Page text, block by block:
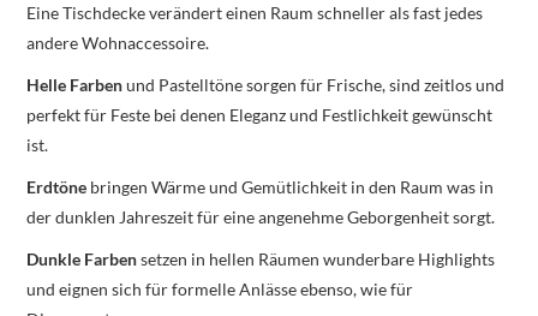
Eine Tischdecke verändert einen Raum schneller als fast jedes
andere Wohnaccessoire.
Helle Farbenund Pastelltöne sorgen für Frische, sind zeitlos und
perfekt für Feste bei denen Eleganz und Festlichkeit gewünscht
ist.
Erdtöne bringen Wärme und Gemütlichkeit in den Raum was in
der dunklen Jahreszeit für eine angenehme Geborgenheit sorgt.
Dunkle Farbensetzen in hellen Räumen wunderbare Highlights
und eignen sich für formelle Anlässe ebenso, wie für